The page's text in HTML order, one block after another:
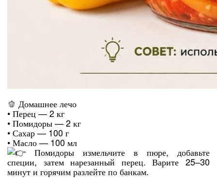
🫑 Домашнее лечо
• Перец — 2 кг
• Помидоры — 2 кг
• Сахар — 100 г
• Масло — 100 мл
Помидоры измельчите в пюре, добавьте
специи, затем нарезанный перец. Варите 25–30
минут и горячим разлейте по банкам.